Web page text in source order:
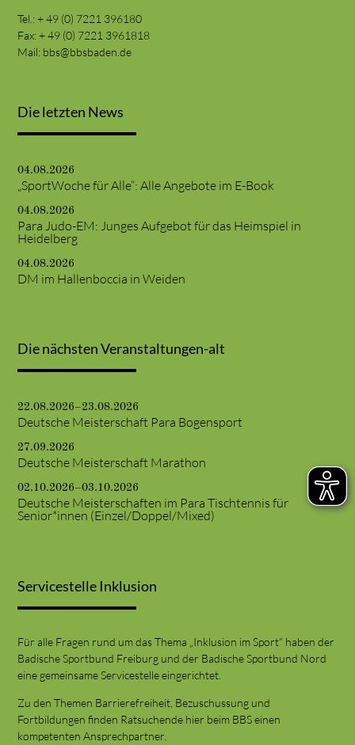
Tel.: + 49 (0) 7221 396180
Fax: + 49 (0) 7221 3961818
Mail: bbs@bbsbaden.de
Die letzten News
04.08.2026
„SportWoche für Alle“: Alle Angebote im E-Book
04.08.2026
Para Judo-EM: Junges Aufgebot für das Heimspiel in
Heidelberg
04.08.2026
DM im Hallenboccia in Weiden
Die nächsten Veranstaltungen-alt
22.08.2026–23.08.2026
Deutsche Meisterschaft Para Bogensport
27.09.2026
Deutsche Meisterschaft Marathon
02.10.2026–03.10.2026
Deutsche Meisterschaften im Para Tischtennis für
Senior*innen (Einzel/Doppel/Mixed)
Servicestelle Inklusion
Für alle Fragen rund um das Thema „Inklusion im Sport“ haben der
Badische Sportbund Freiburg und der Badische Sportbund Nord
eine gemeinsame Servicestelle eingerichtet.
Zu den Themen Barrierefreiheit, Bezuschussung und
Fortbildungen finden Ratsuchende hier beim BBS einen
kompetenten Ansprechpartner.